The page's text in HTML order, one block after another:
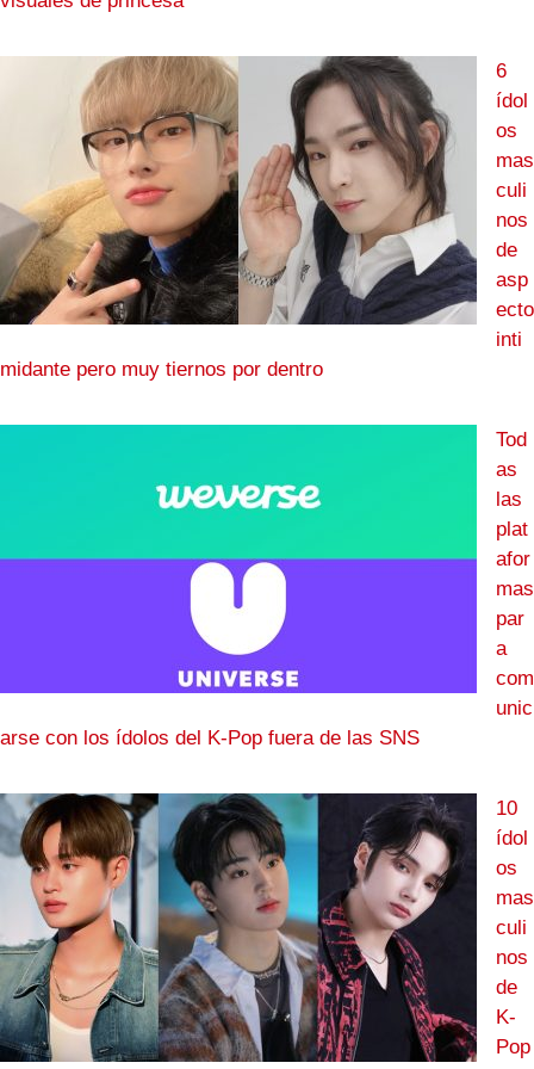
6
ídol
os
mas
culi
nos
de
asp
ecto
inti
midante pero muy tiernos por dentro
Tod
as
las
plat
afor
mas
par
a
com
unic
arse con los ídolos del K-Pop fuera de las SNS
10
ídol
os
mas
culi
nos
de
K-
Pop